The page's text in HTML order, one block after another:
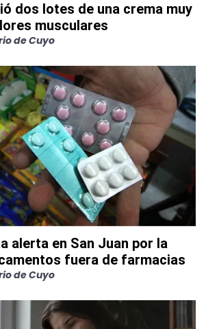
dos lotes de una crema muy
musculares
de Cuyo
alerta en San Juan por la
fuera de farmacias
de Cuyo